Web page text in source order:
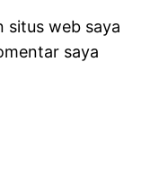
situs web saya
saya